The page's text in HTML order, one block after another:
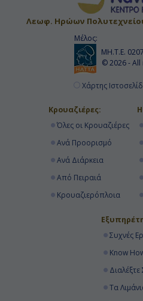
Λεωφ. Ηρώων Πολυτεχνείου
Μέλος:
ΜΗ.Τ.Ε.
© 2026 -
Χάρτης
Κρουαζιέρες:
Όλες οι Κρουαζιέρες
Ανά Προορισμό
Ανά Διάρκεια
Από Πειραιά
Κρουαζιερόπλοια
Συχνές
Know
Τα